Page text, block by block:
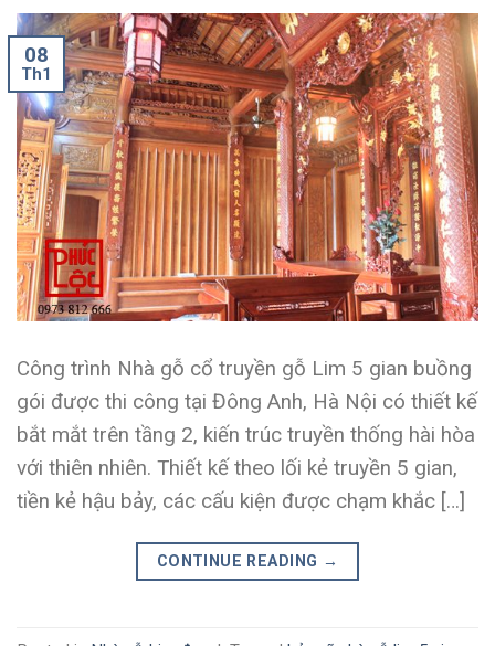
08
Th1
Công trình Nhà gỗ cổ truyền gỗ Lim 5 gian buồng
gói được thi công tại Đông Anh, Hà Nội có thiết kế
bắt mắt trên tầng 2, kiến trúc truyền thống hài hòa
với thiên nhiên. Thiết kế theo lối kẻ truyền 5 gian,
tiền kẻ hậu bảy, các cấu kiện được chạm khắc […]
CONTINUE READING →